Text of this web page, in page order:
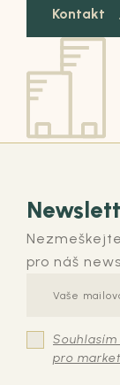
Kontakt
pro náš
pro